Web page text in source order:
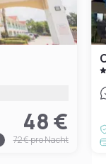
48 €
72 €pro Nacht